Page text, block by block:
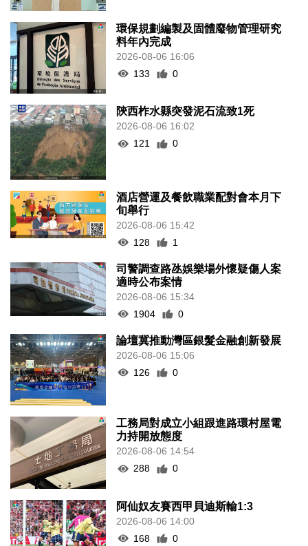
環保規劃編製及固體廢物管理研究
料年內完成
2026-08-06 16:06
133
0
陝西柞水縣突發泥石流致1死
2026-08-06 16:02
121
0
酒店營運及餐飲職業配對會本月下
旬舉行
2026-08-06 15:42
128
1
司警調查路氹娛樂場外懷疑傷人案
適時公布案情
2026-08-06 15:34
1904
0
論壇冀推動灣區銀髮金融創新發展
2026-08-06 15:06
126
0
工務局對成立小組跟進路環村屋電
力持開放態度
2026-08-06 14:54
288
0
阿仙奴友賽西甲貝迪斯輸1:3
2026-08-06 14:00
168
0